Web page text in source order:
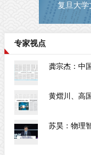
复旦大学
专家视点
龚宗杰：中
黄熠川、高
苏昊：物理